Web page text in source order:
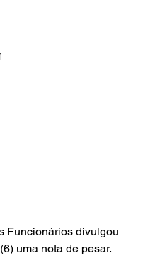
Funcionários divulgou
uma nota de pesar.